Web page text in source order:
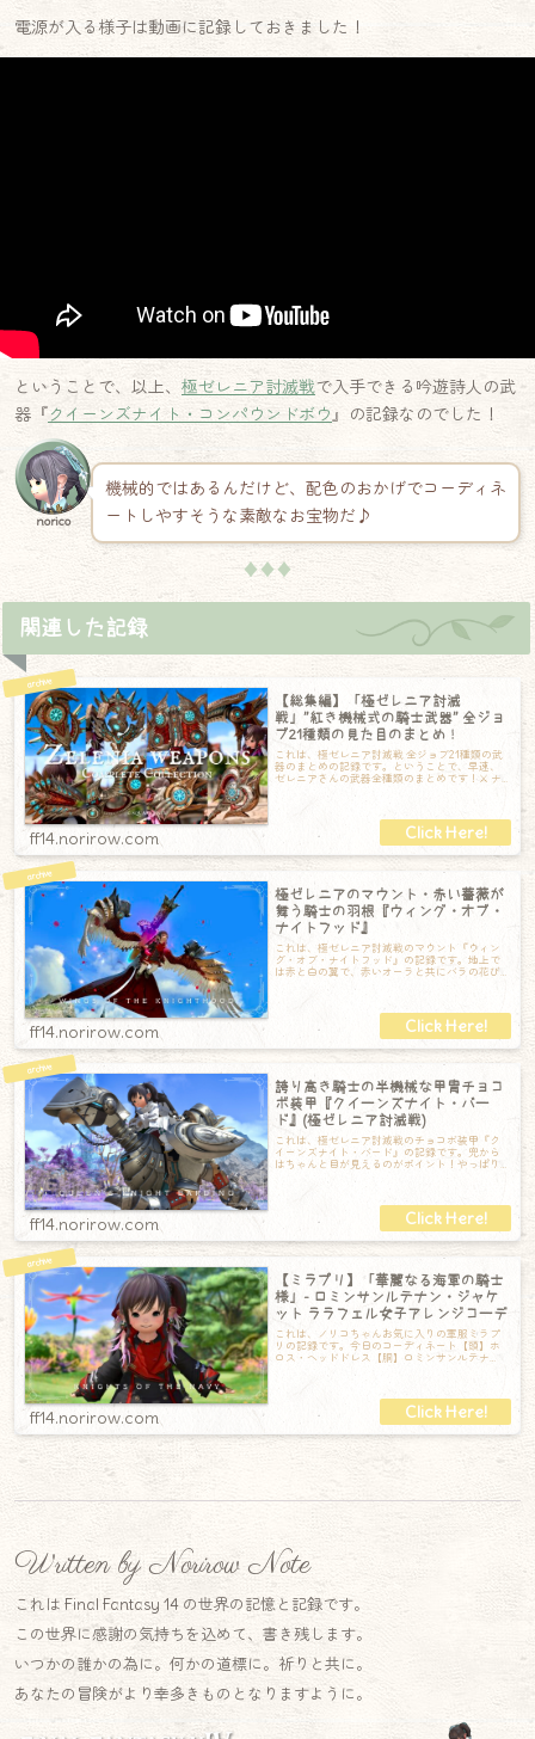
電源が入る様子は動画に記録しておきました！
ということで、以上、 極ゼレニア討滅戦で入手できる吟遊詩人の武
器『クイーンズナイト・コンパウンドボウ』の記録なのでした！
norico
機械的ではあるんだけど、配色のおかげでコーディネ
ートしやすそうな素敵なお宝物だ♪
♦♦♦
関連した記録
【総集編】「極ゼレニア討滅
戦」”紅き機械式の騎士武器” 全ジョ
ブ21種類の見た目のまとめ！
これは、極ゼレニア討滅戦 全ジョブ21種類の武
器のまとめの記録です。ということで、早速、
ゼレニアさんの武器全種類のまとめです！⚔ ナ
ff14.norirow.com
極ゼレニアのマウント・赤い薔薇が
舞う騎士の羽根『ウィング・オブ・
ナイトフッド』
これは、極ゼレニア討滅戦のマウント『ウィン
グ・オブ・ナイトフッド』の記録です。地上で
は赤と白の翼で、赤いオーラと共にバラの花び
ff14.norirow.com
誇り高き騎士の半機械な甲冑チョコ
ボ装甲『クイーンズナイト・バー
ド』(極ゼレニア討滅戦)
これは、極ゼレニア討滅戦のチョコボ装甲『ク
イーンズナイト・バード』の記録です。兜から
はちゃんと目が見えるのがポイント！やっぱり
ff14.norirow.com
【ミラプリ】「華麗なる海軍の騎士
様」- ロミンサンルテナン・ジャケ
ット ララフェル女子アレンジコーデ
これは、ノリコちゃんお気に入りの軍服ミラプ
リの記録です。今日のコーディネート【頭】ホ
ロス・ヘッドドレス【胴】ロミンサンルテナ
ff14.norirow.com
Written by Norirow Note
これは Final Fantasy 14 の世界の記憶と記録です。
この世界に感謝の気持ちを込めて、書き残します。
いつかの誰かの為に。何かの道標に。祈りと共に。
あなたの冒険がより幸多きものとなりますように。